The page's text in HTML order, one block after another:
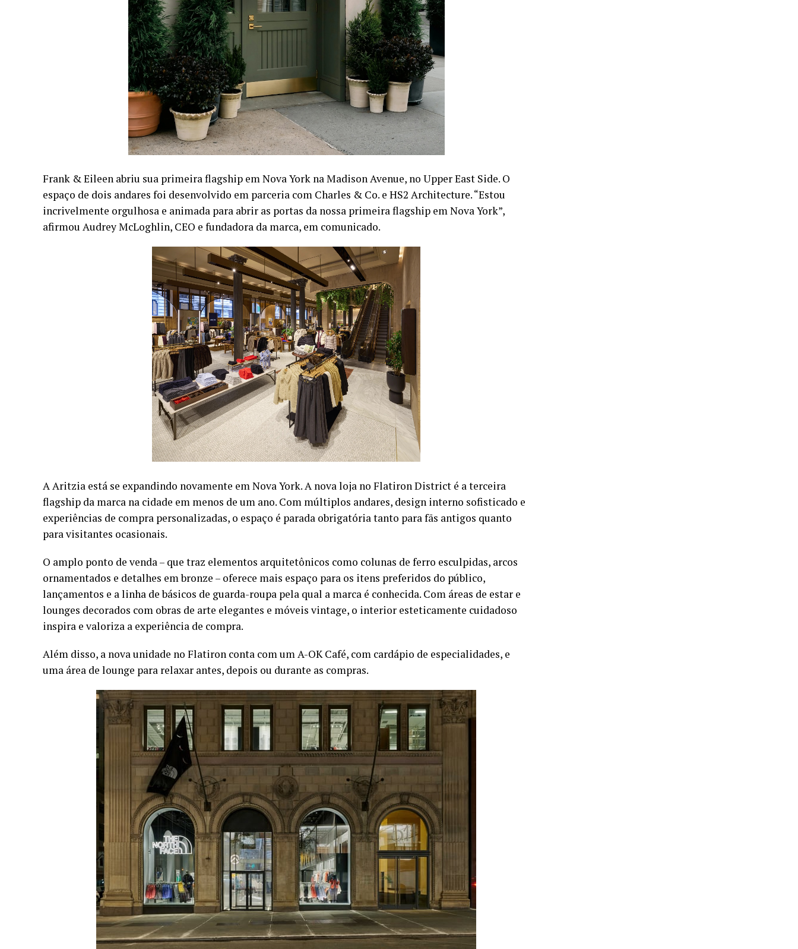
Frank & Eileen abriu sua primeira flagship em Nova York na Madison Avenue, no Upper East Side. O
espaço de dois andares foi desenvolvido em parceria com Charles & Co. e HS2 Architecture. “Estou
incrivelmente orgulhosa e animada para abrir as portas da nossa primeira flagship em Nova York”,
afirmou Audrey McLoghlin, CEO e fundadora da marca, em comunicado.
A Aritzia está se expandindo novamente em Nova York. A nova loja no Flatiron District é a terceira
flagship da marca na cidade em menos de um ano. Com múltiplos andares, design interno sofisticado e
experiências de compra personalizadas, o espaço é parada obrigatória tanto para fãs antigos quanto
para visitantes ocasionais.
O amplo ponto de venda – que traz elementos arquitetônicos como colunas de ferro esculpidas, arcos
ornamentados e detalhes em bronze – oferece mais espaço para os itens preferidos do público,
lançamentos e a linha de básicos de guarda-roupa pela qual a marca é conhecida. Com áreas de estar e
lounges decorados com obras de arte elegantes e móveis vintage, o interior esteticamente cuidadoso
inspira e valoriza a experiência de compra.
Além disso, a nova unidade no Flatiron conta com um A-OK Café, com cardápio de especialidades, e
uma área de lounge para relaxar antes, depois ou durante as compras.